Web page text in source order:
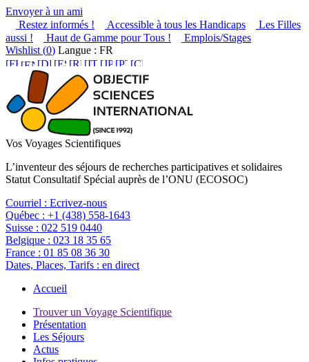
Envoyer à un ami
Restez informés !
Accessible à tous les Handicaps
Les Filles
aussi !
Haut de Gamme pour Tous !
Emplois/Stages
Wishlist (0) Langue : FR
Vos Voyages Scientifiques
L’inventeur des séjours de recherches participatives et solidaires
Statut Consultatif Spécial auprès de l’ONU (ECOSOC)
Courriel : Ecrivez-nous
Québec : +1 (438) 558-1643
Suisse : 022 519 0440
Belgique : 023 18 35 65
France : 01 85 08 36 30
Dates, Places, Tarifs : en direct
Accueil
Trouver un Voyage Scientifique
Présentation
Les Séjours
Actus